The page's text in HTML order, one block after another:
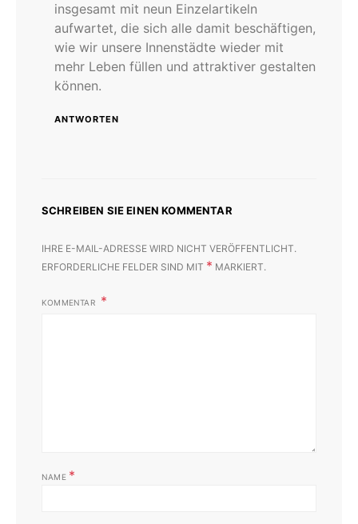
insgesamt mit neun Einzelartikeln
aufwartet, die sich alle damit beschäftigen,
wie wir unsere Innenstädte wieder mit
mehr Leben füllen und attraktiver gestalten
können.
ANTWORTEN
SCHREIBEN SIE EINEN KOMMENTAR
IHRE E-MAIL-ADRESSE WIRD NICHT VERÖFFENTLICHT.
ERFORDERLICHE FELDER SIND MIT * MARKIERT.
KOMMENTAR
NAME *